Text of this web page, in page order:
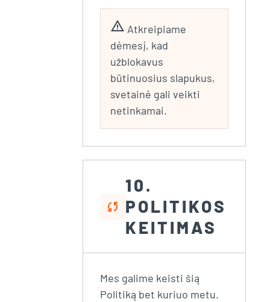
warning Atkreipiame
dėmesį, kad
užblokavus
būtinuosius slapukus,
svetainė gali veikti
netinkamai.
sync
10.
POLITIKOS
KEITIMAS
Mes galime keisti šią
Politiką bet kuriuo metu.